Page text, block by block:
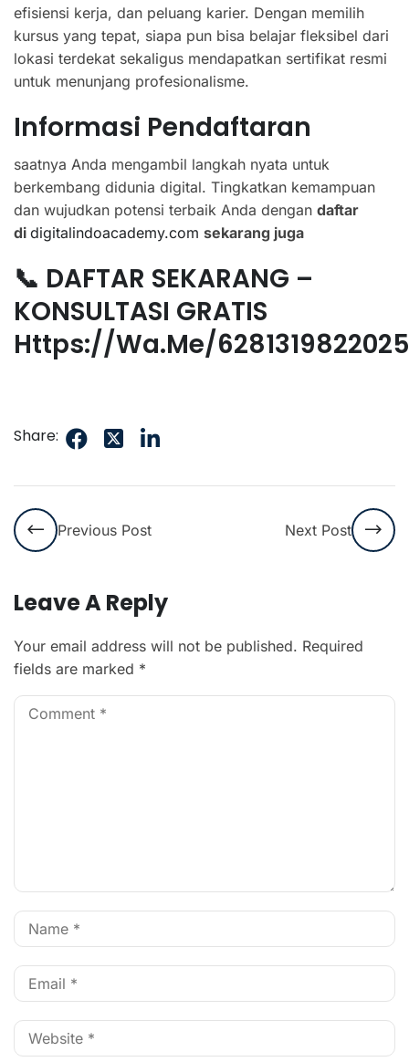
efisiensi kerja, dan peluang karier. Dengan memilih
kursus yang tepat, siapa pun bisa belajar fleksibel dari
lokasi terdekat sekaligus mendapatkan sertifikat resmi
untuk menunjang profesionalisme.
Informasi Pendaftaran
saatnya Anda mengambil langkah nyata untuk
berkembang didunia digital. Tingkatkan kemampuan
dan wujudkan potensi terbaik Anda dengan daftar
di digitalindoacademy.com sekarang juga
📞 DAFTAR SEKARANG –
KONSULTASI GRATIS
Https://wa.me/6281319822025
Share:
Previous Post Next Post
Leave A Reply
Your email address will not be published. Required
fields are marked *